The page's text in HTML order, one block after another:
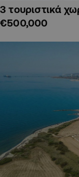
3 τουριστικά
€500,000